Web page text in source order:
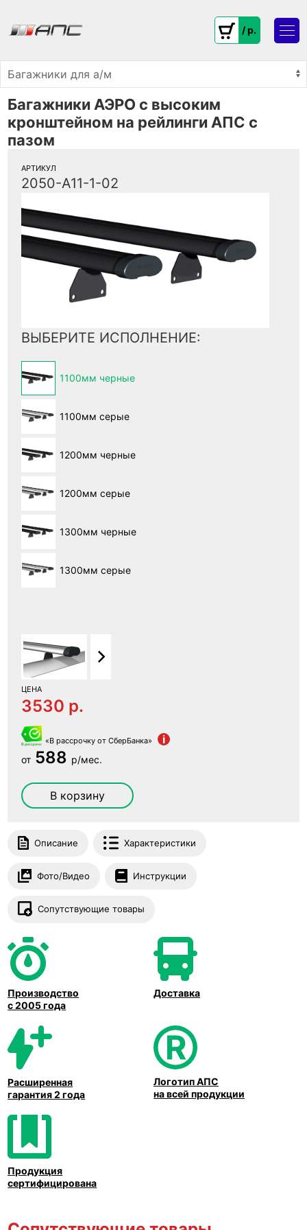
/ p.
Багажники АЭРО с высоким
кронштейном на рейлинги АПС с
пазом
АРТИКУЛ
2050-А11-1-02
ВЫБЕРИТЕ ИСПОЛНЕНИЕ:
1100мм черные
1100мм серые
1200мм черные
1200мм серые
1300мм черные
1300мм серые
ЦЕНА
3530 p.
«В рассрочку от СберБанка» i
от 588 р/мес.
В корзину
Описание Характеристики
Фото/Видео Инструкции
Сопутствующие товары
Производство
с 2005 года
Доставка
Расширенная
гарантия 2 года
Логотип АПС
на всей продукции
Продукция
сертифицирована